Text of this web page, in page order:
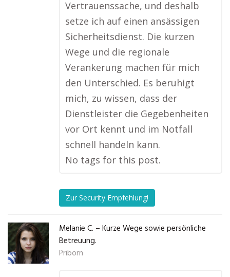
Vertrauenssache, und deshalb
setze ich auf einen ansässigen
Sicherheitsdienst. Die kurzen
Wege und die regionale
Verankerung machen für mich
den Unterschied. Es beruhigt
mich, zu wissen, dass der
Dienstleister die Gegebenheiten
vor Ort kennt und im Notfall
schnell handeln kann.
No tags for this post.
Zur Security Empfehlung!
Melanie C. – Kurze Wege sowie persönliche
Betreuung.
Priborn